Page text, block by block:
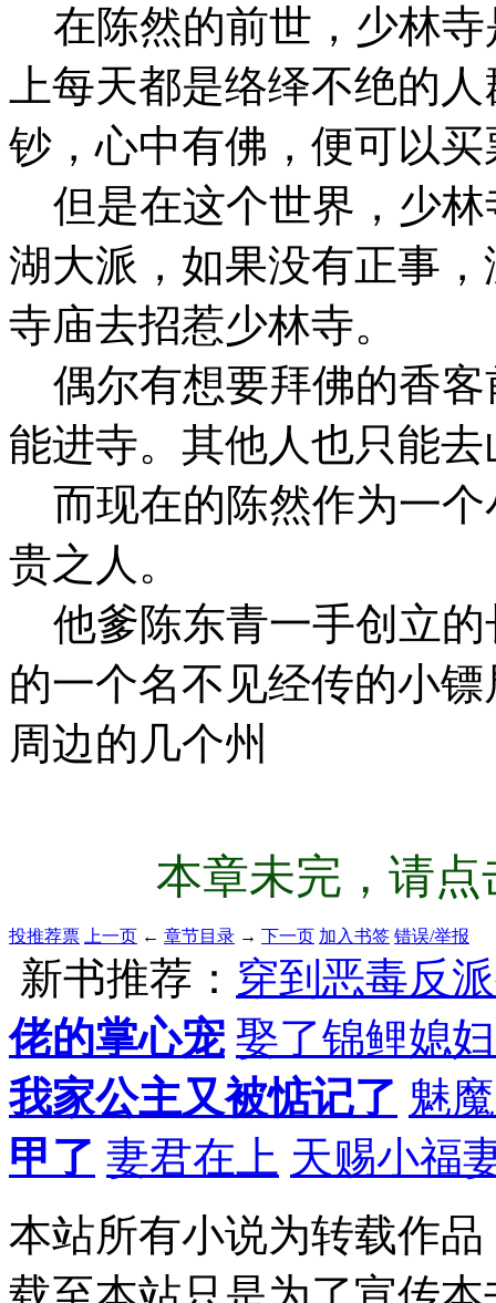
在陈然的前世，少林寺
上每天都是络绎不绝的
钞，心中有佛，便可以
但是在这个世界，少林
湖大派，如果没有正事
寺庙去招惹少林寺。
偶尔有想要拜佛的香客
能进寺。其他人也只能
而现在的陈然作为一个
贵之人。
他爹陈东青一手创立的
的一个名不见经传的小
周边的几个州
本章未完，请
投推荐票 上一页 ← 章节目录 → 下一页 加入书签 错误/举报
新书推荐： 穿到恶毒反
佬的掌心宠 娶了锦鲤媳
我家公主又被惦记了 魅
甲了 妻君在上 天赐小福
本站所有小说为转载作